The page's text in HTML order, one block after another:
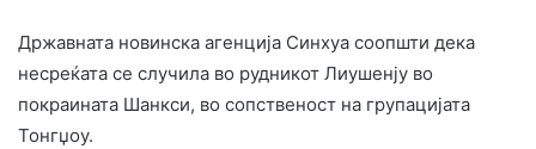
Државната новинска агенција Синхуа соопшти дека
несреќата се случила во рудникот Лиушенју во
покраината Шанкси, во сопственост на групацијата
Тонгџоу.